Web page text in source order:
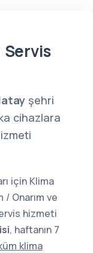
şehri
cihazlara
için Klima
/ Onarım ve
hizmeti
, haftanın 7
klima